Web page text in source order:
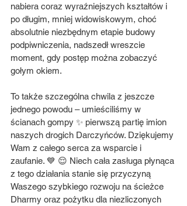
nabiera coraz wyraźniejszych kształtów i
po długim, mniej widowiskowym, choć
absolutnie niezbędnym etapie budowy
podpiwniczenia, nadszedł wreszcie
moment, gdy postęp można zobaczyć
gołym okiem.
To także szczególna chwila z jeszcze
jednego powodu – umieściliśmy w
ścianach gompy ✨ pierwszą partię imion
naszych drogich Darczyńców. Dziękujemy
Wam z całego serca za wsparcie i
zaufanie. 💙 😌 Niech cała zasługa płynąca
z tego działania stanie się przyczyną
Waszego szybkiego rozwoju na ścieżce
Dharmy oraz pożytku dla niezliczonych